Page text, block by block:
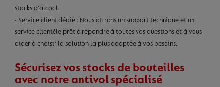
stocks d'alcool.
- Service client dédié : Nous offrons un support technique et un
service clientèle prêt à répondre à toutes vos questions et à vous
aider à choisir la solution la plus adaptée à vos besoins.
Sécurisez vos stocks de bouteilles
avec notre antivol spécialisé